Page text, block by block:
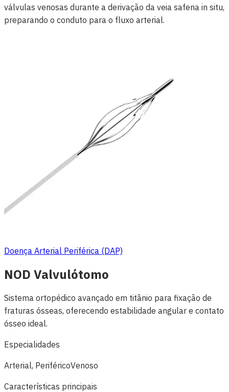
válvulas venosas durante a derivação da veia safena in situ,
preparando o conduto para o fluxo arterial.
Doença Arterial Periférica (DAP)
NOD Valvulótomo
Sistema ortopédico avançado em titânio para fixação de
fraturas ósseas, oferecendo estabilidade angular e contato
ósseo ideal.
Especialidades
Arterial, PeriféricoVenoso
Características principais